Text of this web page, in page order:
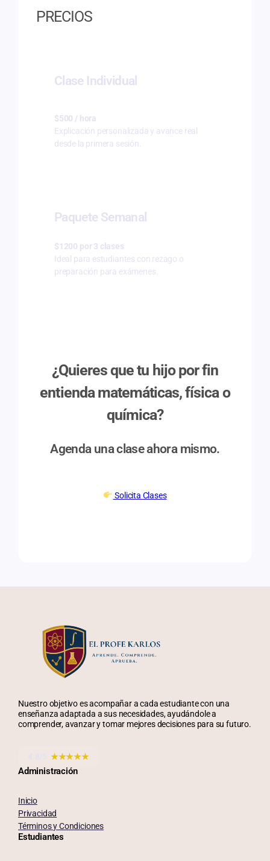
PRECIOS
Clase Individual
$500 / hora
Explicación personalizada y avance real
desde la primera sesión.
Paquete Semanal
$1200 por 3 clases
Ideal para estudiantes con rezago o
preparación para exámenes.
¿Quieres que tu hijo por fin
entienda matemáticas, física o
química?
Agenda una clase ahora mismo.
Solicita Clases
Nuestro objetivo es acompañar a cada estudiante con una
enseñanza adaptada a sus necesidades, ayudándole a
comprender, avanzar y tomar mejores decisiones para su futuro.
★★★★★
Administración
Inicio
Privacidad
Términos y Condiciones
Estudiantes